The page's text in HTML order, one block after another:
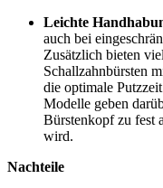
Leichte
auch bei
Zusätzlich bieten
Schallzahnbürsten
die optimale
Modelle geben
Bürstenkopf zu fest
wird.
Nachteile